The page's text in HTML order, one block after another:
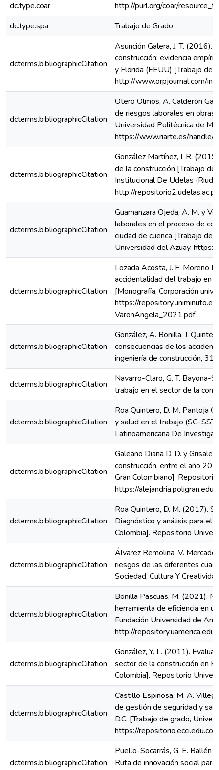
dc.type.coar
http://purl.org/coar/
dc.type.spa
Trabajo de Grado
dcterms.bibliographicCitation
Asunción Galera, J. T.
construcción: evidencia
y Florida (EEUU) [Trabajo de
http://www.orpjournal.com/
dcterms.bibliographicCitation
Otero Olmos, A. Calderón
de riesgos laborales en obras
Universidad Politécnica de
https://www.riarte.es/
dcterms.bibliographicCitation
González Martínez, I. R.
de la construcción [Trabajo
Institucional De Udelas
http://
dcterms.bibliographicCitation
Guamanzara Ojeda, A. M. y
laborales en el proceso de
ciudad de cuenca [Trabajo de
Universidad del Azuay.
dcterms.bibliographicCitation
Lozada Acosta, J. F. Moreno
accidentalidad del trabajo en
[Monografía, Corporación
https://
VaronAngela_2021.pdf
dcterms.bibliographicCitation
González, A. Bonilla, J.
consecuencias de los
ingeniería de construcción,
dcterms.bibliographicCitation
Navarro-Claro, G. T. Bayona-
trabajo en el sector de la
dcterms.bibliographicCitation
Roa Quintero, D. M. Pantoja
y salud en el trabajo (SG-
Latinoamericana De
dcterms.bibliographicCitation
Galeano Diana D. D. y
construcción, entre el año
Gran Colombiano].
https://
dcterms.bibliographicCitation
Roa Quintero, D. M. (2017).
Diagnóstico y análisis para el
Colombia]. Repositorio
dcterms.bibliographicCitation
Álvarez Remolina, V.
riesgos de las diferentes
Sociedad, Cultura Y
dcterms.bibliographicCitation
Bonilla Pascuas, M. (2021).
herramienta de eficiencia en
Fundación Universidad de
http://
dcterms.bibliographicCitation
González, Y. L. (2011).
sector de la construcción en
Colombia]. Repositorio
dcterms.bibliographicCitation
Castillo Espinosa, M. A.
de gestión de seguridad y
D.C. [Trabajo de grado,
https://
dcterms.bibliographicCitation
Puello-Socarrás, G. E. Ballén
Ruta de innovación social